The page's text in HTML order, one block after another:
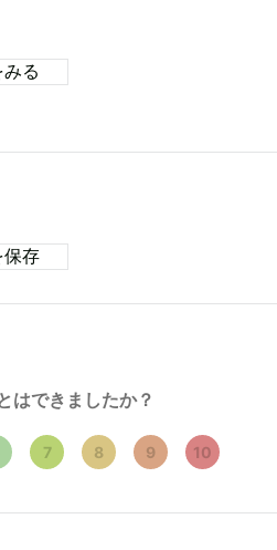
る
保存
はできましたか？
7 8 9 10